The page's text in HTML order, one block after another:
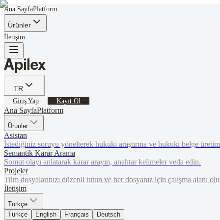
Ana SayfaPlatform
Ürünler
İletişim
TR
Giriş Yap Kayıt Ol
Ana SayfaPlatform
Ürünler
Asistan
İstediğiniz soruyu yönelterek hukuki araştırma ve hukuki belge
Semantik Karar Arama
Somut olayı anlatarak karar arayın, anahtar kelimeler veda edin.
Projeler
Tüm dosyalarınızı düzenli tutun ve her dosyanız için çalışma alanı
İletişim
Türkçe
Türkçe
English Français Deutsch